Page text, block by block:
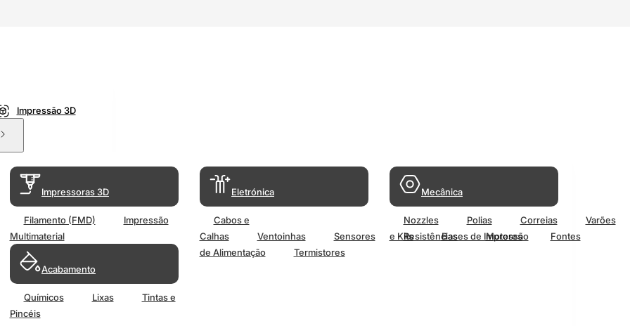
Impressão 3D
Impressoras 3D
Filamento (FMD)
Impressão
Multimaterial
Acabamento
Químicos Lixas
Tintas e
Pincéis
Eletrónica
Cabos e
Calhas
Ventoinhas Sensores Resistências Motores
Fontes
de Alimentação
Termistores
Mecânica
Nozzles Polias Correias
Varões
e Kits
Bases de Impressão